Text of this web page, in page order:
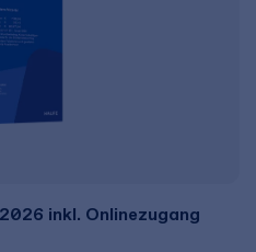
inkl. Onlinezugang